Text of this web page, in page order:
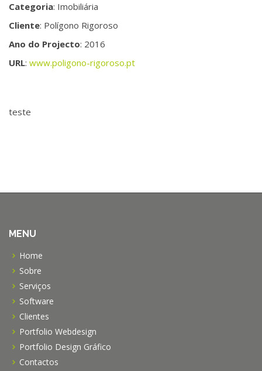
Categoria: Imobiliária
Cliente: Polígono Rigoroso
Ano do Projecto: 2016
URL: www.poligono-rigoroso.pt
teste
MENU
Home
Sobre
Serviços
Software
Clientes
Portfolio Webdesign
Portfolio Design Gráfico
Contactos